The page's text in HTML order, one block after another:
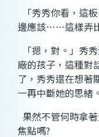
「秀秀你看，這
邊應該……這樣弄
「摁，對。」秀
廠的孩子，這種對
了，秀秀還在想著
一再中斷她的思緒。
果然不管何時拿
焦點嗎?